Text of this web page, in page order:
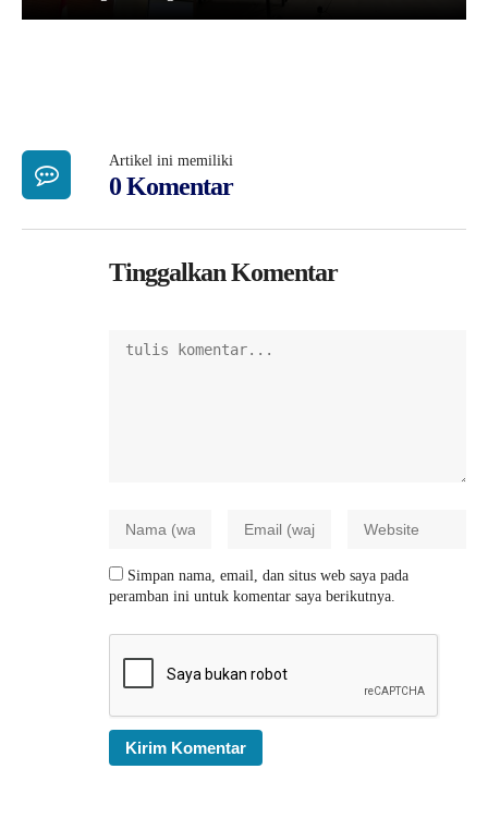
Artikel ini memiliki
0 Komentar
Tinggalkan Komentar
Simpan nama, email, dan situs web saya pada
peramban ini untuk komentar saya berikutnya.